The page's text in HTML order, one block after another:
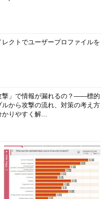
クトでユーザープロファイルを
撃」で情報が漏れるの？――標的
から攻撃の流れ、対策の考え方
かりやすく解...